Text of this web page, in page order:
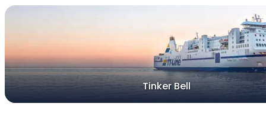
Tinker Bell